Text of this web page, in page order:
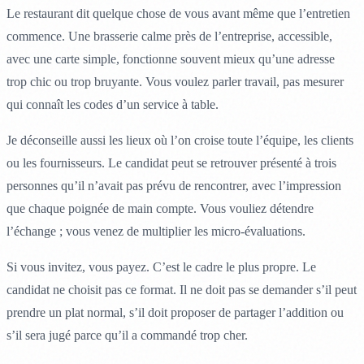
Le restaurant dit quelque chose de vous avant même que l’entretien
commence. Une brasserie calme près de l’entreprise, accessible,
avec une carte simple, fonctionne souvent mieux qu’une adresse
trop chic ou trop bruyante. Vous voulez parler travail, pas mesurer
qui connaît les codes d’un service à table.
Je déconseille aussi les lieux où l’on croise toute l’équipe, les clients
ou les fournisseurs. Le candidat peut se retrouver présenté à trois
personnes qu’il n’avait pas prévu de rencontrer, avec l’impression
que chaque poignée de main compte. Vous vouliez détendre
l’échange ; vous venez de multiplier les micro-évaluations.
Si vous invitez, vous payez. C’est le cadre le plus propre. Le
candidat ne choisit pas ce format. Il ne doit pas se demander s’il peut
prendre un plat normal, s’il doit proposer de partager l’addition ou
s’il sera jugé parce qu’il a commandé trop cher.